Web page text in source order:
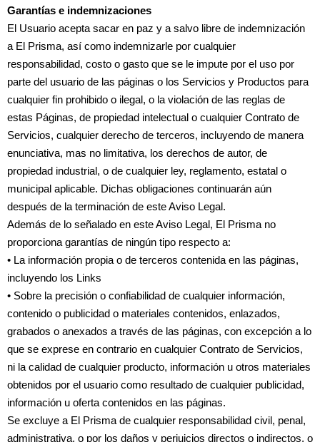
Garantías e indemnizaciones
El Usuario acepta sacar en paz y a salvo libre de indemnización
a El Prisma, así como indemnizarle por cualquier
responsabilidad, costo o gasto que se le impute por el uso por
parte del usuario de las páginas o los Servicios y Productos para
cualquier fin prohibido o ilegal, o la violación de las reglas de
estas Páginas, de propiedad intelectual o cualquier Contrato de
Servicios, cualquier derecho de terceros, incluyendo de manera
enunciativa, mas no limitativa, los derechos de autor, de
propiedad industrial, o de cualquier ley, reglamento, estatal o
municipal aplicable. Dichas obligaciones continuarán aún
después de la terminación de este Aviso Legal.
Además de lo señalado en este Aviso Legal, El Prisma no
proporciona garantías de ningún tipo respecto a:
• La información propia o de terceros contenida en las páginas,
incluyendo los Links
• Sobre la precisión o confiabilidad de cualquier información,
contenido o publicidad o materiales contenidos, enlazados,
grabados o anexados a través de las páginas, con excepción a lo
que se exprese en contrario en cualquier Contrato de Servicios,
ni la calidad de cualquier producto, información u otros materiales
obtenidos por el usuario como resultado de cualquier publicidad,
información u oferta contenidos en las páginas.
Se excluye a El Prisma de cualquier responsabilidad civil, penal,
administrativa, o por los daños y perjuicios directos o indirectos, o